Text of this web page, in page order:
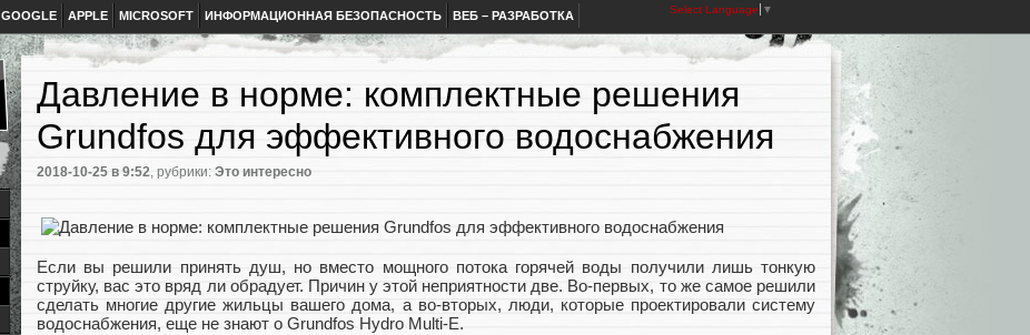
GOOGLE APPLE MICROSOFT ИНФОРМАЦИОННАЯ БЕЗОПАСНОСТЬ ВЕБ – РАЗРАБОТКА Select Language ▼
Давление в норме: комплектные решения
Grundfos для эффективного водоснабжения
2018-10-25 в 9:52, рубрики: Это интересно
Если вы решили принять душ, но вместо мощного потока горячей воды получили лишь тонкую
струйку, вас это вряд ли обрадует. Причин у этой неприятности две. Во‑первых, то же самое решили
сделать многие другие жильцы вашего дома, а во-вторых, люди, которые проектировали систему
водоснабжения, еще не знают о Grundfos Hydro Multi-E.